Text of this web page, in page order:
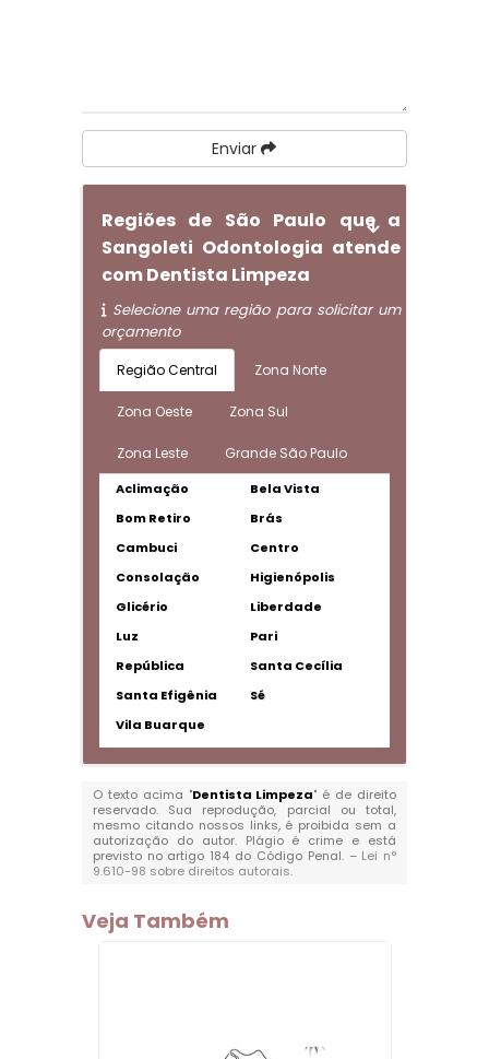
Enviar
Regiões de São Paulo que a
Sangoleti Odontologia atende
com Dentista Limpeza
Selecione uma região para solicitar um
orçamento
Região Central Zona Norte
Zona Oeste Zona Sul
Zona Leste Grande São Paulo
Aclimação
Bela Vista
Bom Retiro
Brás
Cambuci
Centro
Consolação
Higienópolis
Glicério
Liberdade
Luz
Pari
República
Santa Cecília
Santa Efigênia
Sé
Vila Buarque
O texto acima "Dentista Limpeza" é de direito
reservado. Sua reprodução, parcial ou total,
mesmo citando nossos links, é proibida sem a
autorização do autor. Plágio é crime e está
previsto no artigo 184 do Código Penal. – Lei n°
9.610-98 sobre direitos autorais.
Veja Também